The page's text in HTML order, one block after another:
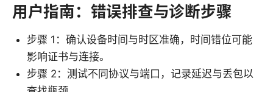
用户指南：错误排查与诊断步骤
步骤 1：确认设备时间与时区准确，时间错位可能
影响证书与连接。
步骤 2：测试不同协议与端口，记录延迟与丢包以